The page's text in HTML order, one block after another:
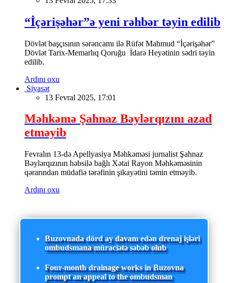
“İçərişəhər”ə yeni rəhbər təyin edilib
Dövlət başçısının sərəncamı ilə Rüfət Mahmud “İçərişəhər”
Dövlət Tarix-Memarlıq Qoruğu İdarə Heyətinin sədri təyin
edilib.
Ardını oxu
Siyasət
13 Fevral 2025, 17:01
Məhkəmə Şahnaz Bəylərqızını azad
etməyib
Fevralın 13-də Apellyasiya Məhkəməsi jurnalist Şahnaz
Bəylərqızının həbsilə bağlı Xətai Rayon Məhkəməsinin
qərarından müdafiə tərəfinin şikayətini təmin etməyib.
Ardını oxu
Buzovnada dörd ay davam edən drenaj işləri
ombudsmana müraciətə səbəb olub
Four-month drainage works in Buzovna
prompt an appeal to the ombudsman